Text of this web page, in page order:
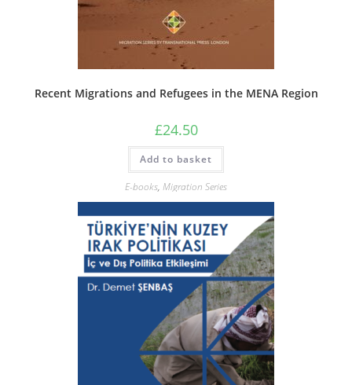
Recent Migrations and Refugees in the MENA Region
£24.50
Add to basket
E-books, Migration Series